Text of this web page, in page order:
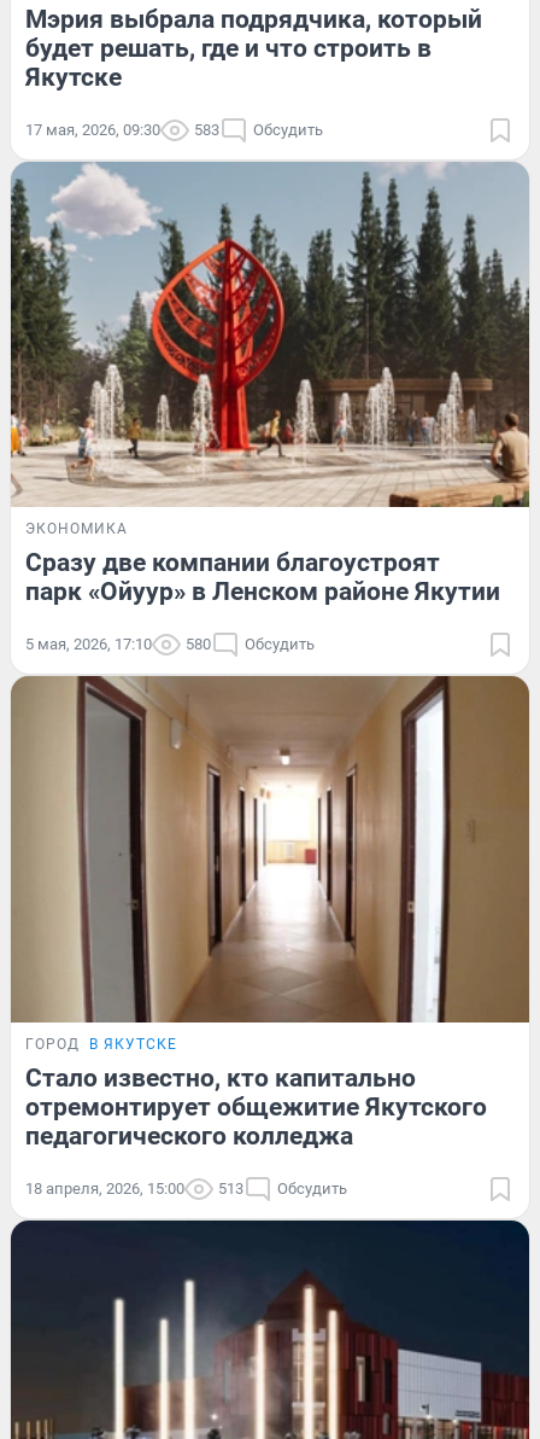
Мэрия выбрала подрядчика, который
будет решать, где и что строить в
Якутске
17 мая, 2026, 09:30 583 Обсудить
ЭКОНОМИКА
Сразу две компании благоустроят
парк «Ойуур» в Ленском районе Якутии
5 мая, 2026, 17:10 580 Обсудить
ГОРОД В ЯКУТСКЕ
Стало известно, кто капитально
отремонтирует общежитие Якутского
педагогического колледжа
18 апреля, 2026, 15:00 513 Обсудить